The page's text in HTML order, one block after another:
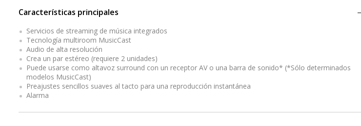
Características principales
Servicios de streaming de música integrados
Tecnología multiroom MusicCast
Audio de alta resolución
Crea un par estéreo (requiere 2 unidades)
Puede usarse como altavoz surround con un receptor AV o una barra de sonido* (*Sólo determinados
modelos MusicCast)
Preajustes sencillos suaves al tacto para una reproducción instantánea
Alarma